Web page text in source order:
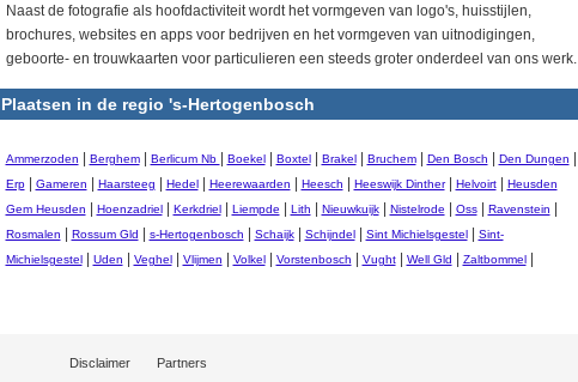
Naast de fotografie als hoofdactiviteit wordt het vormgeven van logo's, huisstijlen,
brochures, websites en apps voor bedrijven en het vormgeven van uitnodigingen,
geboorte- en trouwkaarten voor particulieren een steeds groter onderdeel van ons werk.
Plaatsen in de regio 's-Hertogenbosch
Ammerzoden Berghem| Berlicum Nb Boekel| Boxtel| Brakel| Bruchem| Den Bosch Den Dungen
Erp| Gameren Haarsteeg Hedel| Heerewaarden Heesch Heeswijk Dinther| Helvoirt|
Heusden
Gem Heusden
Hoenzadriel| Kerkdriel| Liempde Lith Nieuwkuijk| Nistelrode Oss| Ravenstein
Rosmalen Rossum Gld s-Hertogenbosch Schaijk| Schijndel| Sint Michielsgestel|
Sint-
Michielsgestel| Uden Veghel| Vlijmen Volkel| Vorstenbosch Vught| Well Gld Zaltbommel|
Disclaimer Partners